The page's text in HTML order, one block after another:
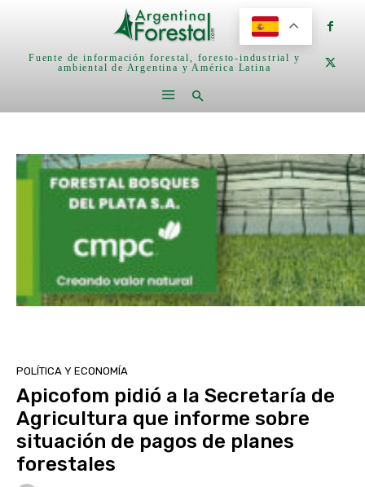
Fuente de información forestal, foresto-industrial y
ambiental de Argentina y América Latina
POLÍTICA Y ECONOMÍA
Apicofom pidió a la Secretaría de
Agricultura que informe sobre
situación de pagos de planes
forestales